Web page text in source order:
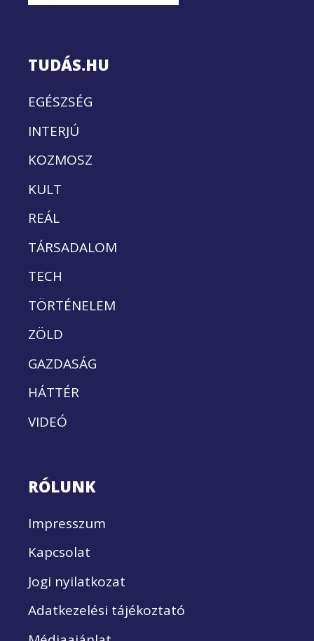
TUDÁS.HU
EGÉSZSÉG
INTERJÚ
KOZMOSZ
KULT
REÁL
TÁRSADALOM
TECH
TÖRTÉNELEM
ZÖLD
GAZDASÁG
HÁTTÉR
VIDEÓ
RÓLUNK
Impresszum
Kapcsolat
Jogi nyilatkozat
Adatkezelési tájékoztató